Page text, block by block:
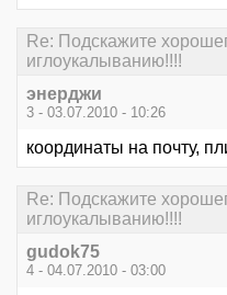
Re: Подскажите
иглоукалыванию!!!!
энерджи
3 - 03.07.2010 - 10:26
координаты на почту,
Re: Подскажите
иглоукалыванию!!!!
gudok75
4 - 04.07.2010 - 03:00